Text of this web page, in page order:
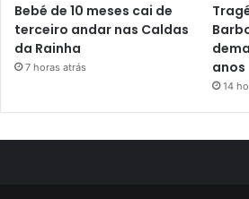
Bebé de 10 meses cai de
terceiro andar nas Caldas
da Rainha
7 horas atrás
anos
14